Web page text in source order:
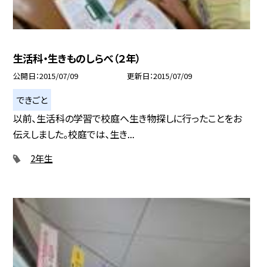
生活科・生きものしらべ（２年）
公開日 2015/07/09 更新日 2015/07/09
できごと
以前、生活科の学習で校庭へ生き物探しに行ったことをお
伝えしました。校庭では、生き...
2年生